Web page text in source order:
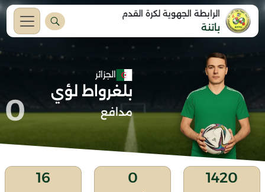
الرابطة الجهوية لكرة القدم
باتنة
الجزائر
بلغرواط لؤي
مدافع 0
1420
0
16